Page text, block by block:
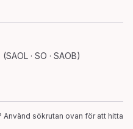
· SO · SAOB)
sökrutan ovan för att hitta